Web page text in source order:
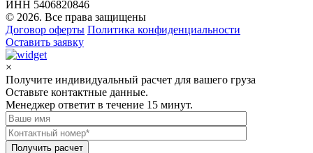
ИНН 5406820846
© 2026. Все права защищены
Договор оферты Политика конфиденциальности
Оставить заявку
×
Получите индивидуальный расчет для вашего груза
Оставьте контактные данные.
Менеджер ответит в течение 15 минут.